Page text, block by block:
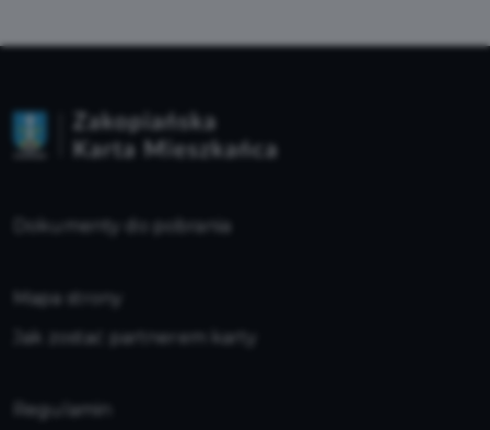
Dokumenty do pobrania
Mapa strony
Jak zostać partnerem karty
Regulamin